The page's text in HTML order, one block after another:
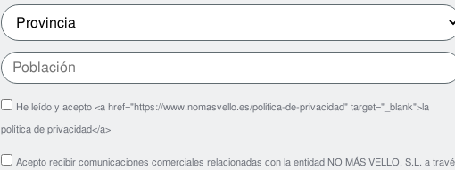
He leído y acepto <a href="https://www.nomasvello.es/politica-de-privacidad" target="_blank">la
política de privacidad</a>
Acepto recibir comunicaciones comerciales relacionadas con la entidad NO MÁS VELLO, S.L. a